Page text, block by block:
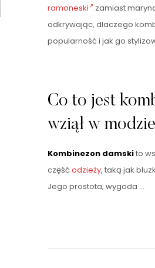
ramoneski
zamiast
odkrywając, dlaczego
popularność i jak go
Co to jest
wziął w
Kombinezon damskito
część odzieży, taką jak
Jego prostota, wygoda …